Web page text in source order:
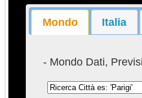
Mondo Italia
- Mondo Dati,